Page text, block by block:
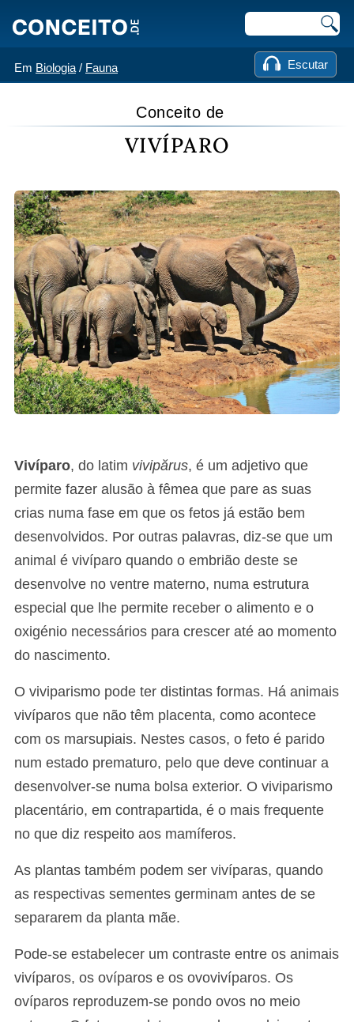
Em Biologia / Fauna Escutar
Conceito de
VIVÍPARO
Vivíparo, do latim vivipărus, é um adjetivo que
permite fazer alusão à fêmea que pare as suas
crias numa fase em que os fetos já estão bem
desenvolvidos. Por outras palavras, diz-se que um
animal é vivíparo quando o embrião deste se
desenvolve no ventre materno, numa estrutura
especial que lhe permite receber o alimento e o
oxigénio necessários para crescer até ao momento
do nascimento.
O viviparismo pode ter distintas formas. Há animais
vivíparos que não têm placenta, como acontece
com os marsupiais. Nestes casos, o feto é parido
num estado prematuro, pelo que deve continuar a
desenvolver-se numa bolsa exterior. O viviparismo
placentário, em contrapartida, é o mais frequente
no que diz respeito aos mamíferos.
As plantas também podem ser vivíparas, quando
as respectivas sementes germinam antes de se
separarem da planta mãe.
Pode-se estabelecer um contraste entre os animais
vivíparos, os ovíparos e os ovovivíparos. Os
ovíparos reproduzem-se pondo ovos no meio